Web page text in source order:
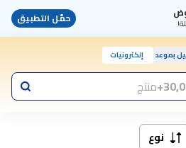
حمّل التطبيق
بموعد إلكترونيات
منتج
نوع